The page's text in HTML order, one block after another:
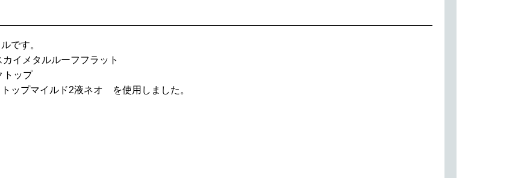
です。
イメタルルーフフラット
トップ
ップマイルド2液ネオ を使用しました。